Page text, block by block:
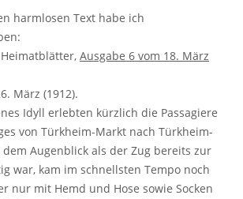
harmlosen Text habe ich
Ausgabe 6 vom 18. März
März (1912).
Idyll erlebten kürzlich die Passagiere
von Türkheim-Markt nach Türkheim-
Augenblick als der Zug bereits zur
war, kam im schnellsten Tempo noch
nur mit Hemd und Hose sowie Socken